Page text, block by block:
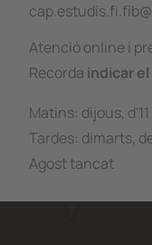
Atenció online i
Recorda indicar
Matins: dijous,
Tardes: dimarts,
Agost tancat